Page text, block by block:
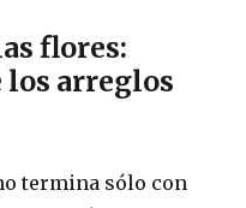
flores:
los arreglos
termina sólo con